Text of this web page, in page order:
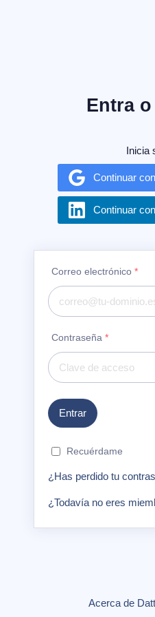
Entra o
Inicia
Continuar
Continuar con
Correo electrónico *
Contraseña *
Recuérdame
¿Has perdido tu
¿Todavía no eres
Acerca de